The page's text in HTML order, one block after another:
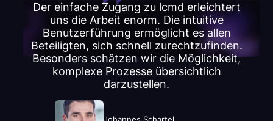
Der einfache Zugang zu lcmd erleichtert
uns die Arbeit enorm. Die intuitive
Benutzerführung ermöglicht es allen
Beteiligten, sich schnell zurechtzufinden.
Besonders schätzen wir die Möglichkeit,
komplexe Prozesse übersichtlich
darzustellen.